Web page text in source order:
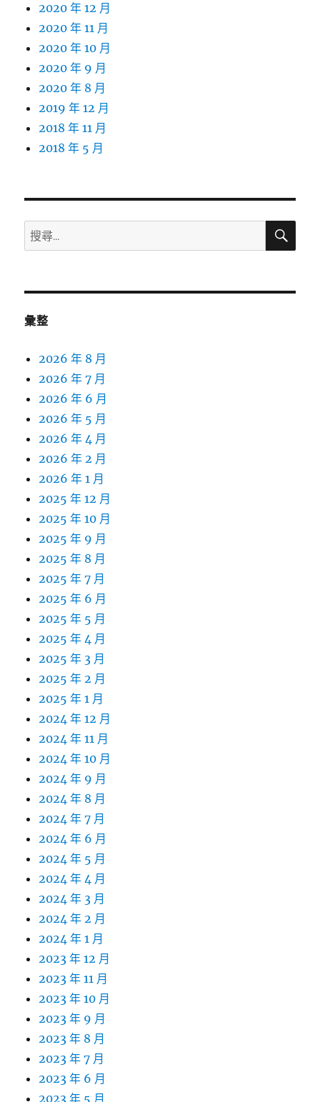
2020 年 12 月
2020 年 11 月
2020 年 10 月
2020 年 9 月
2020 年 8 月
2019 年 12 月
2018 年 11 月
2018 年 5 月
搜
尋
鍵
搜
彙整
2026 年 8 月
2026 年 7 月
2026 年 6 月
2026 年 5 月
2026 年 4 月
2026 年 2 月
2026 年 1 月
2025 年 12 月
2025 年 10 月
2025 年 9 月
2025 年 8 月
2025 年 7 月
2025 年 6 月
2025 年 5 月
2025 年 4 月
2025 年 3 月
2025 年 2 月
2025 年 1 月
2024 年 12 月
2024 年 11 月
2024 年 10 月
2024 年 9 月
2024 年 8 月
2024 年 7 月
2024 年 6 月
2024 年 5 月
2024 年 4 月
2024 年 3 月
2024 年 2 月
2024 年 1 月
2023 年 12 月
2023 年 11 月
2023 年 10 月
2023 年 9 月
2023 年 8 月
2023 年 7 月
2023 年 6 月
2023 年 5 月